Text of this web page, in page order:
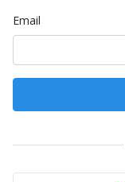
Email